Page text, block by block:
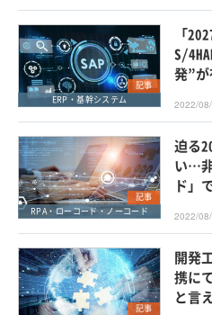
記事
ERP・基幹システム
「
S/
発”
2022/
記事
RPA・ローコード・ノーコード
迫る
い…
ド」
2022/
記事
開発
携に
と言